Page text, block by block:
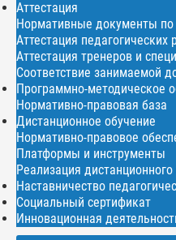
Аттестация
Нормативные документы по
Аттестация педагогических
Аттестация тренеров и
Соответствие занимаемой
Программно-методическое
Нормативно-правовая база
Дистанционное обучение
Нормативно-правовое
Платформы и инструменты
Реализация
Наставничество
Социальный сертификат
Инновационная